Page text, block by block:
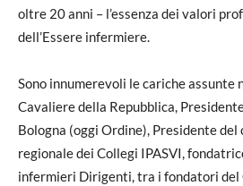
oltre 20 anni – l’essenza dei valori
dell’Essere infermiere.
Sono innumerevoli le cariche assunte
Cavaliere della Repubblica,
Bologna (oggi Ordine), Presidente
regionale dei Collegi IPASVI,
infermieri Dirigenti, tra i fondatori